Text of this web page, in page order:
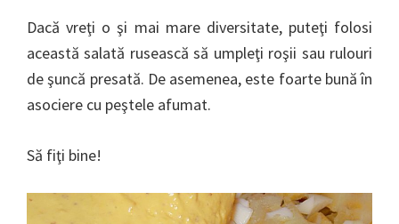
Dacă vreţi o şi mai mare diversitate, puteţi folosi
această salată rusească să umpleţi roşii sau rulouri
de şuncă presată. De asemenea, este foarte bună în
asociere cu peştele afumat.
Să fiţi bine!